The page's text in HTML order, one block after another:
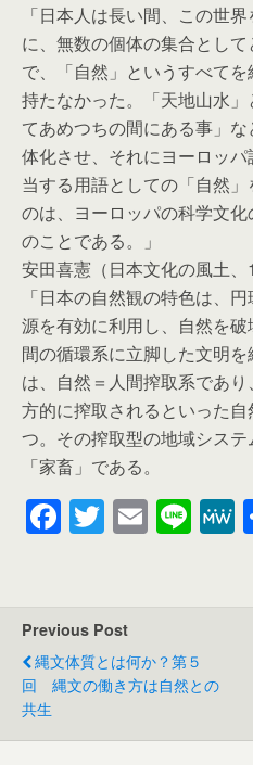
「日本人は長い間、この世
に、無数の個体の集合とし
で、「自然」というすべて
持たなかった。「天地山水
てあめつちの間にある事」
体化させ、それにヨーロッパ
当する用語としての「自然
のは、ヨーロッパの科学文
のことである。」
安田喜憲（日本文化の風土、
「日本の自然観の特色は、
源を有効に利用し、自然を
間の循環系に立脚した文明
は、自然＝人間搾取系であ
方的に搾取されるといった
つ。その搾取型の地域シス
「家畜」である。
F
a
e
b
o
T
wi
er
E
m
Li
n e
Previous Post
縄文体質とは何か？第５
回 縄文の働き方は自然との
共生